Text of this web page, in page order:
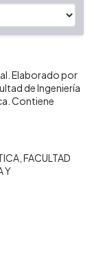
Elaborado por
de Ingeniería
Contiene
FACULTAD
Y